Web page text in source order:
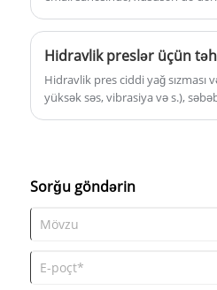
Hidravlik preslər üçün
Hidravlik pres ciddi yağ
yüksək səs, vibrasiya və s.),
Sorğu göndərin